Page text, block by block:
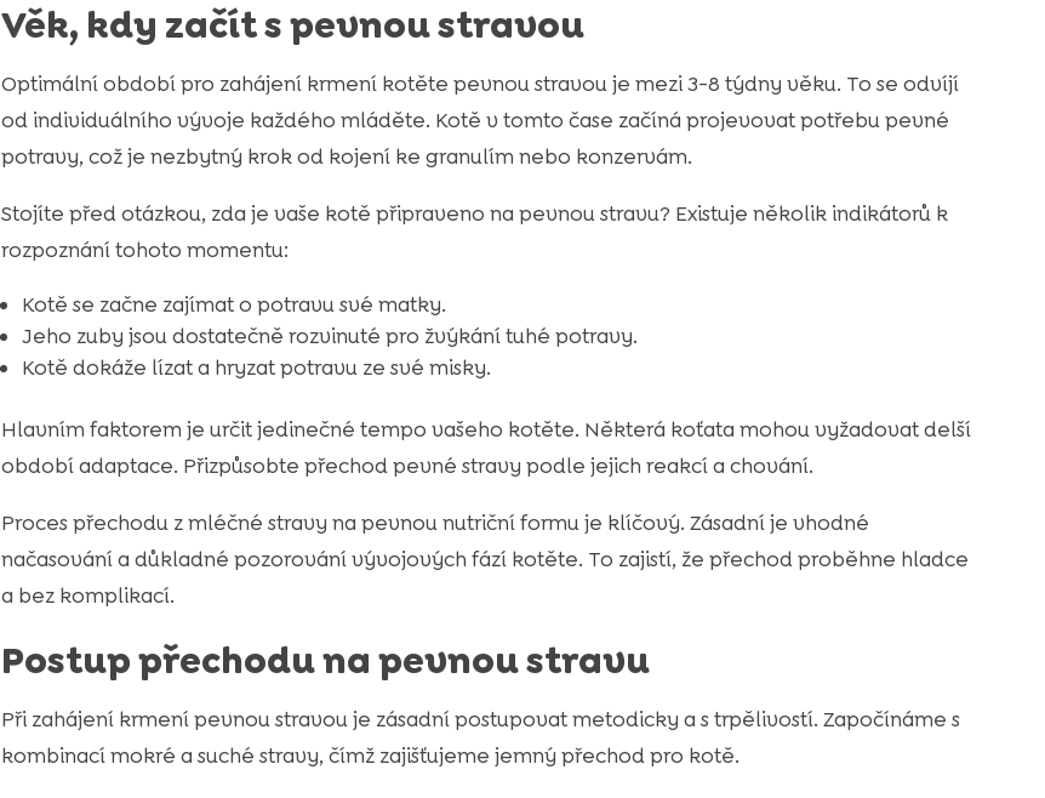
Věk, kdy začít s pevnou stravou
Optimální období pro zahájení krmení kotěte pevnou stravou je mezi 3-8 týdny věku. To se odvíjí
od individuálního vývoje každého mláděte. Kotě v tomto čase začíná projevovat potřebu pevné
potravy, což je nezbytný krok od kojení ke granulím nebo konzervám.
Stojíte před otázkou, zda je vaše kotě připraveno na pevnou stravu? Existuje několik indikátorů k
rozpoznání tohoto momentu:
Kotě se začne zajímat o potravu své matky.
Jeho zuby jsou dostatečně rozvinuté pro žvýkání tuhé potravy.
Kotě dokáže lízat a hryzat potravu ze své misky.
Hlavním faktorem je určit jedinečné tempo vašeho kotěte. Některá koťata mohou vyžadovat delší
období adaptace. Přizpůsobte přechod pevné stravy podle jejich reakcí a chování.
Proces přechodu z mléčné stravy na pevnou nutriční formu je klíčový. Zásadní je vhodné
načasování a důkladné pozorování vývojových fází kotěte. To zajistí, že přechod proběhne hladce
a bez komplikací.
Postup přechodu na pevnou stravu
Při zahájení krmení pevnou stravou je zásadní postupovat metodicky a s trpělivostí. Započínáme s
kombinací mokré a suché stravy, čímž zajišťujeme jemný přechod pro kotě.